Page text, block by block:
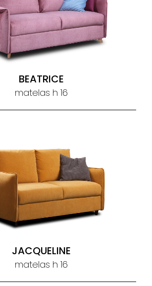
BEATRICE
matelas h 16
JACQUELINE
matelas h 16